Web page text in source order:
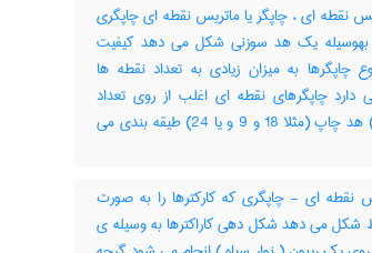
نقطه ای ، چاپگر یا ماتریس نقطه ای چاپگری
را بهوسیله یک هد سوزنی شکل می دهد کیفیت
چاپگرها به میزان زیادی به تعداد نقطه ها
دارد چاپگرهای نقطه ای اغلب از روی تعداد
نقاط (سوزنهای) هد چاپ (مثلا 18 و 9 و یا 24) طیقه بندی می
نقطه ای - چاپگری که کارکترها را به صورت
شکل می دهد شکل دهی کاراکترها به وسیله ی